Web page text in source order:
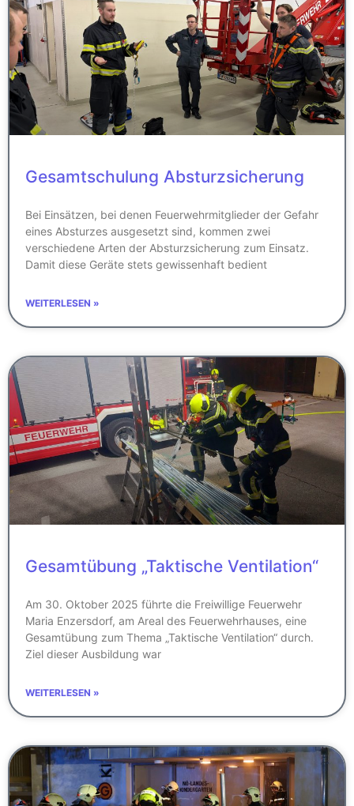
Gesamtschulung Absturzsicherung
Bei Einsätzen, bei denen Feuerwehrmitglieder der Gefahr
eines Absturzes ausgesetzt sind, kommen zwei
verschiedene Arten der Absturzsicherung zum Einsatz.
Damit diese Geräte stets gewissenhaft bedient
WEITERLESEN »
Gesamtübung „Taktische Ventilation“
Am 30. Oktober 2025 führte die Freiwillige Feuerwehr
Maria Enzersdorf, am Areal des Feuerwehrhauses, eine
Gesamtübung zum Thema „Taktische Ventilation“ durch.
Ziel dieser Ausbildung war
WEITERLESEN »